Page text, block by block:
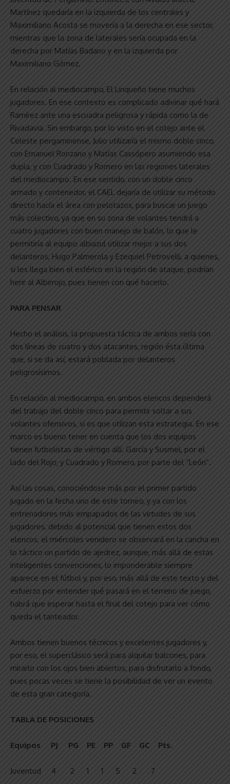
Martínez quedaría en la izquierda de los centrales y
Maximiliano Acosta se movería a la derecha en ese sector,
mientras que la zona de laterales sería ocupada en la
derecha por Matías Badano y en la izquierda por
Maximiliano Gómez.
En relación al mediocampo, El Linqueño tiene muchos
jugadores. En ese contexto es complicado adivinar qué hará
Ramírez ante una escuadra peligrosa y rápida como la de
Rivadavia. Sin embargo, por lo visto en el cotejo ante el
Celeste pergaminense, Julio utilizaría el mismo doble cinco,
con Emanuel Ronzano y Matías Cassópero asumiendo esa
dupla, y con Cuadrado y Romero en las regiones laterales
del mediocampo. En ese sentido, con un doble cinco
armado y contenedor, el CAEL dejaría de utilizar su método
directo hacía el área con pelotazos, para buscar un juego
más colectivo, ya que en su zona de volantes tendrá a
cuatro jugadores con buen manejo de balón, lo que le
permitiría al equipo albiazul utilizar mejor a sus dos
delanteros, Hugo Palmerola y Ezequiel Petrovelli, a quienes,
si les llega bien el esférico en la región de ataque, podrían
herir al Albirrojo, pues tienen con qué hacerlo.
PARA PENSAR
Hecho el análisis, la propuesta táctica de ambos sería con
dos líneas de cuatro y dos atacantes, región ésta última
que, si se da así, estará poblada por delanteros
peligrosísimos.
En relación al mediocampo, en ambos elencos dependerá
del trabajo del doble cinco para permitir soltar a sus
volantes ofensivos, si es que utilizan esta estrategia. En ese
marco es bueno tener en cuenta que los dos equipos
tienen futbolistas de vértigo allí. García y Susmel, por el
lado del Rojo; y Cuadrado y Romero, por parte del “León”.
Así las cosas, conociéndose más por el primer partido
jugado en la fecha uno de este torneo, y ya con los
entrenadores más empapados de las virtudes de sus
jugadores, debido al potencial que tienen estos dos
elencos, el miércoles venidero se observará en la cancha en
lo táctico un partido de ajedrez, aunque, más allá de estas
inteligentes convenciones, lo imponderable siempre
aparece en el fútbol y, por eso, más allá de este texto y del
esfuerzo por entender qué pasará en el terreno de juego,
habrá que esperar hasta el final del cotejo para ver cómo
queda el tanteador.
Ambos tienen buenos técnicos y excelentes jugadores y,
por eso, el superclásico será para alquilar balcones, para
mirarlo con los ojos bien abiertos, para disfrutarlo a fondo,
pues pocas veces se tiene la posibilidad de ver un evento
de esta gran categoría.
TABLA DE POSICIONES
Equipos PJ PG PE PP GF GC Pts.
Juventud 4 2 1 1 5 2 7